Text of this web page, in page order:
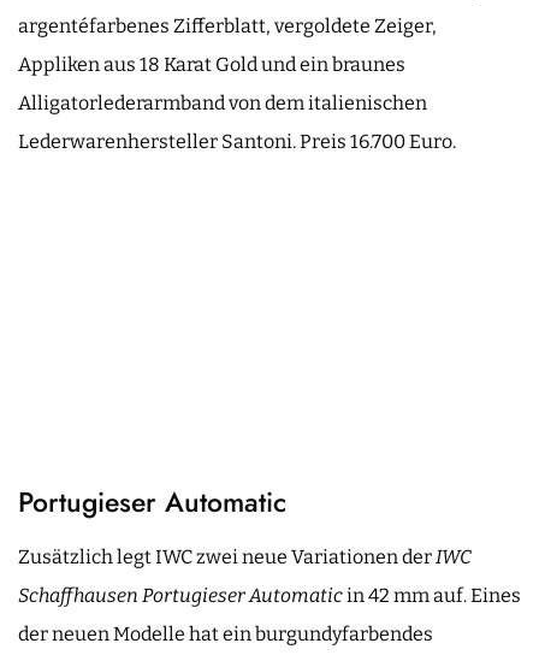
argentéfarbenes Zifferblatt, vergoldete Zeiger,
Appliken aus 18 Karat Gold und ein braunes
Alligatorlederarmband von dem italienischen
Lederwarenhersteller Santoni. Preis 16.700 Euro.
Portugieser Automatic
Zusätzlich legt IWC zwei neue Variationen der IWC
Schaffhausen Portugieser Automaticin 42 mm auf. Eines
der neuen Modelle hat ein burgundyfarbendes